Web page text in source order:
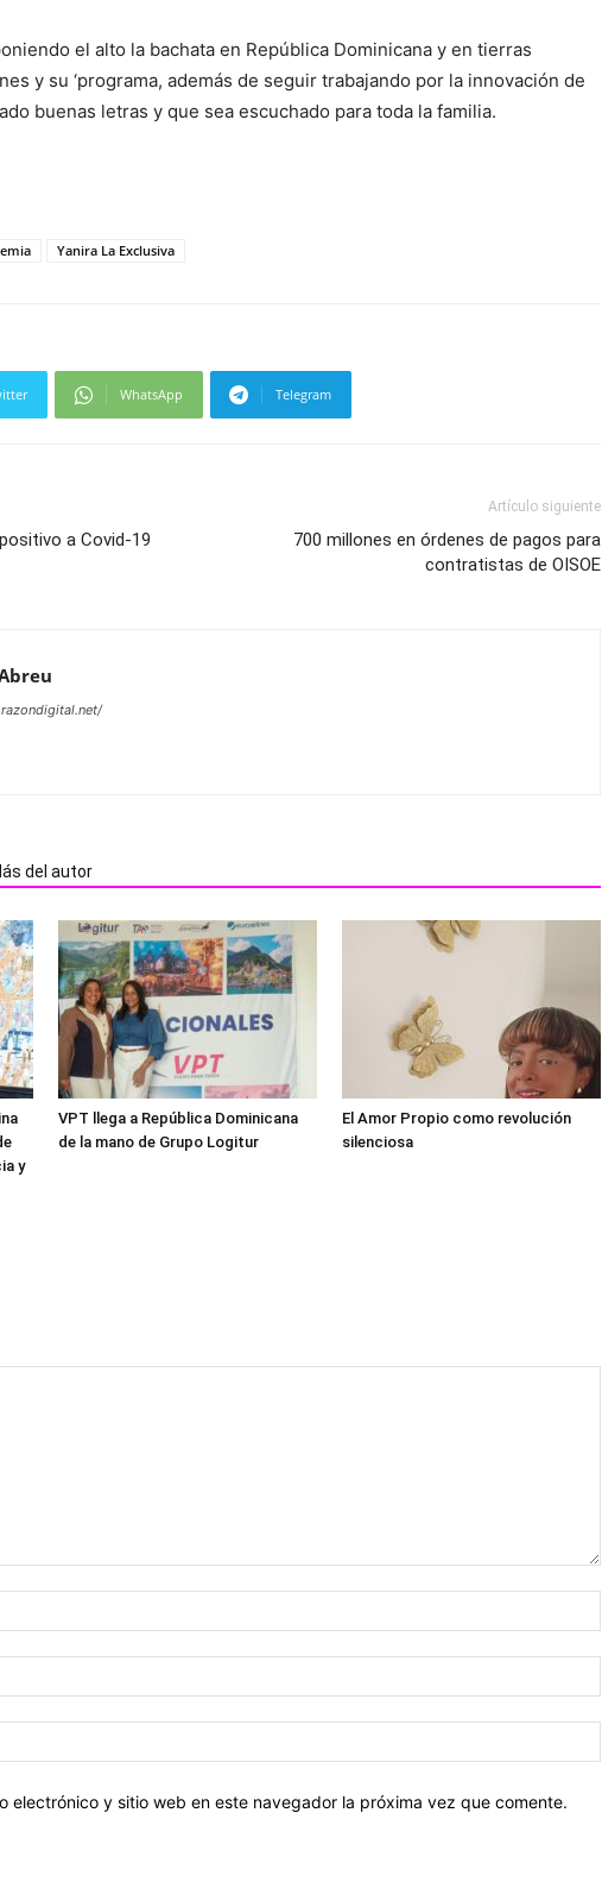
el alto la bachata en República Dominicana y en tierras
y su ‘programa, además de seguir trabajando por la innovación de
buenas letras y que sea escuchado para toda la familia.
Yanira La Exclusiva
WhatsApp Telegram
a Covid-19
Artículo siguiente
700 millones en órdenes de pagos para
contratistas de OISOE
del autor
y
VPT llega a República Dominicana
de la mano de Grupo Logitur
El Amor Propio como revolución
silenciosa
electrónico y sitio web en este navegador la próxima vez que comente.